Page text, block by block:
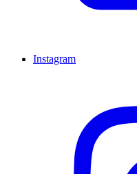
Instagram